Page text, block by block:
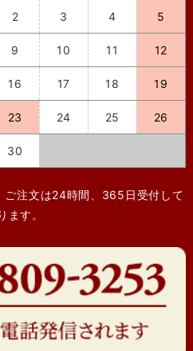
2 3 4 5
9 10 11 12
16 17 18 19
23 24 25 26
30
ご注文は24時間、365日受付して
ます。